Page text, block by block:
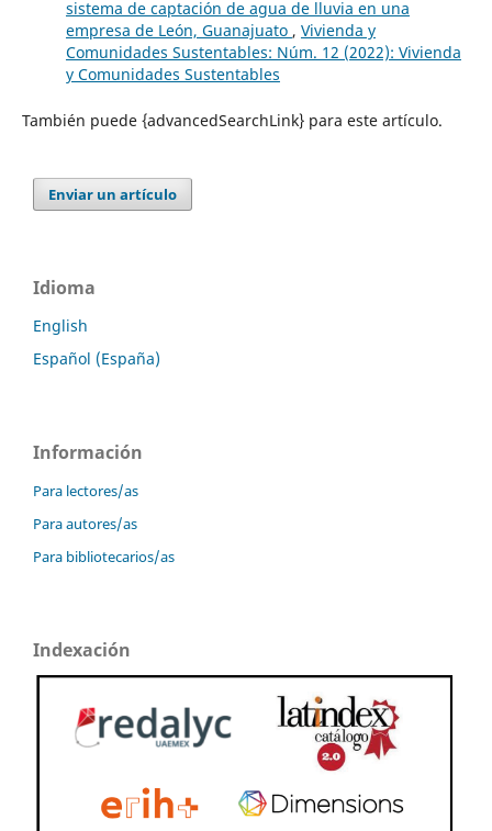
sistema de captación de agua de lluvia en una
empresa de León, Guanajuato , Vivienda y
Comunidades Sustentables: Núm. 12 (2022): Vivienda
y Comunidades Sustentables
También puede {advancedSearchLink} para este artículo.
Enviar un artículo
Idioma
English
Español (España)
Información
Para lectores/as
Para autores/as
Para bibliotecarios/as
Indexación